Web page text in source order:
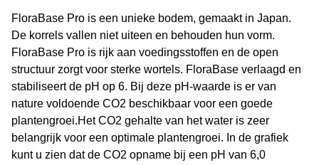
FloraBase Pro is een unieke bodem, gemaakt in Japan.
De korrels vallen niet uiteen en behouden hun vorm.
FloraBase Pro is rijk aan voedingsstoffen en de open
structuur zorgt voor sterke wortels. FloraBase verlaagd en
stabiliseert de pH op 6. Bij deze pH-waarde is er van
nature voldoende CO2 beschikbaar voor een goede
plantengroei.Het CO2 gehalte van het water is zeer
belangrijk voor een optimale plantengroei. In de grafiek
kunt u zien dat de CO2 opname bij een pH van 6,0